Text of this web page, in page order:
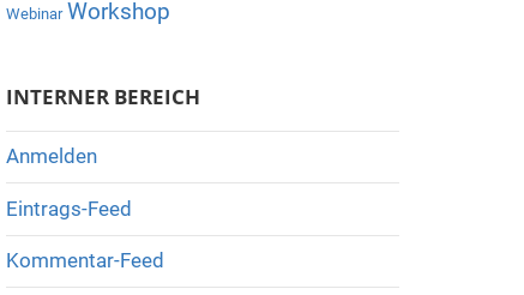
Webinar Workshop
INTERNER BEREICH
Anmelden
Eintrags-Feed
Kommentar-Feed